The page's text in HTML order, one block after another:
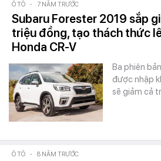
Ô TÔ - 7 NĂM TRƯỚC
Subaru Forester 2019 sắp
triệu đồng, tạo thách thức
Honda CR-V
Ba phiên
được nhập
sẽ giảm cả
Ô TÔ - 8 NĂM TRƯỚC